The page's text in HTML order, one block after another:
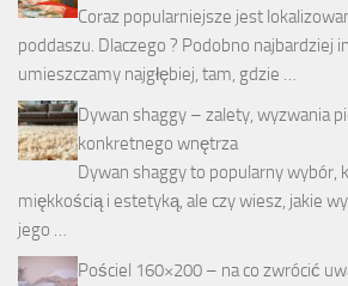
Coraz popularniejsze jest
poddaszu. Dlaczego ? Podobno najbardziej
umieszczamy najgłębiej, tam, gdzie …
Dywan shaggy – zalety, wyzwania
konkretnego wnętrza
Dywan shaggy to popularny wybór,
miękkością i estetyką, ale czy wiesz, jakie
jego …
Pościel 160×200 – na co zwrócić